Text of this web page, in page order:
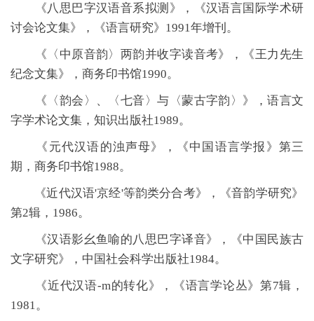
《八思巴字汉语音系拟测》，《汉语言国际学术研
讨会论文集》，《语言研究》1991年增刊。
《〈中原音韵〉两韵并收字读音考》，《王力先生
纪念文集》，商务印书馆1990。
《〈韵会〉、〈七音〉与〈蒙古字韵〉》，语言文
字学术论文集，知识出版社1989。
《元代汉语的浊声母》，《中国语言学报》第三
期，商务印书馆1988。
《近代汉语'京经'等韵类分合考》，《音韵学研究》
第2辑，1986。
《汉语影幺鱼喻的八思巴字译音》，《中国民族古
文字研究》，中国社会科学出版社1984。
《近代汉语-m的转化》，《语言学论丛》第7辑，
1981。